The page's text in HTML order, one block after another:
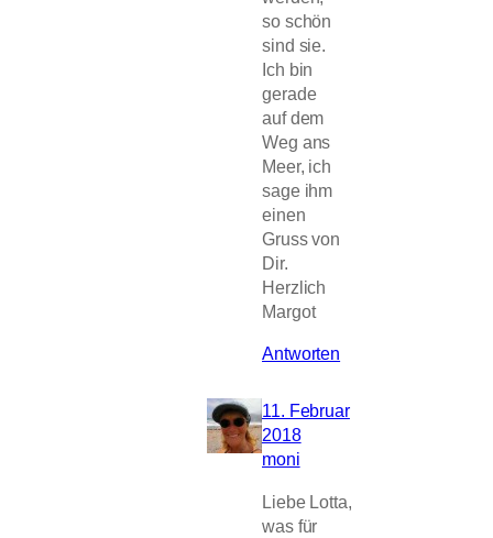
so schön
sind sie.
Ich bin
gerade
auf dem
Weg ans
Meer, ich
sage ihm
einen
Gruss von
Dir.
Herzlich
Margot
Antworten
11. Februar
2018
moni
Liebe Lotta,
was für